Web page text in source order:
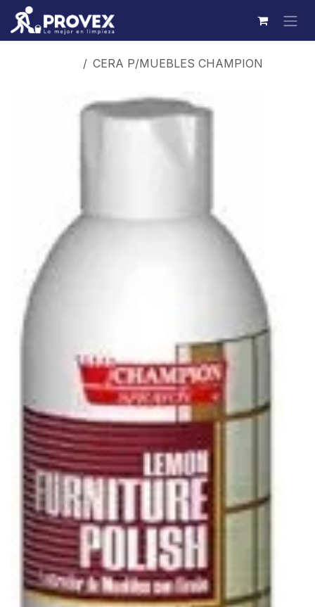
Ir al contenido
CERA P/MUEBLES CHAMPION